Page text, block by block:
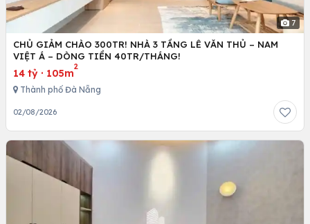
7
CHỦ GIẢM CHÀO 300TR! NHÀ 3 TẦNG LÊ VĂN THỦ – NAM
VIỆT Á – DÒNG TIỀN 40TR/THÁNG!
14 tỷ · 105m
2
Thành phố Đà Nẵng
02/08/2026